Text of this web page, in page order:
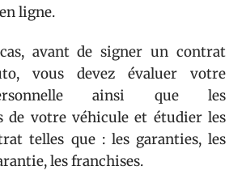
ligne.
avant de signer un contrat
vous devez évaluer votre
ainsi que les
de votre véhicule et étudier les
telles que : les garanties, les
les franchises.